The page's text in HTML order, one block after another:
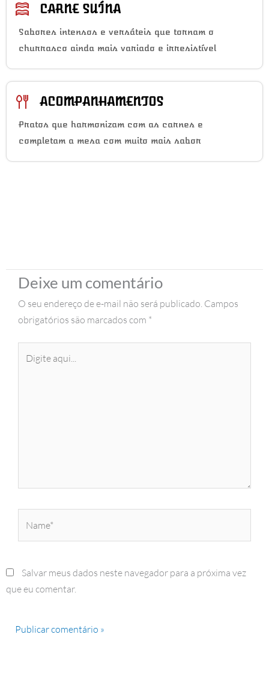
CARNE SUÍNA
Sabores intensos e versáteis que tornam o
churrasco ainda mais variado e irresistível
ACOMPANHAMENTOS
Pratos que harmonizam com as carnes e
completam a mesa com muito mais sabor
Deixe um comentário
O seu endereço de e-mail não será publicado. Campos
obrigatórios são marcados com *
aqui...
Salvar meus dados neste navegador para a próxima vez
que eu comentar.